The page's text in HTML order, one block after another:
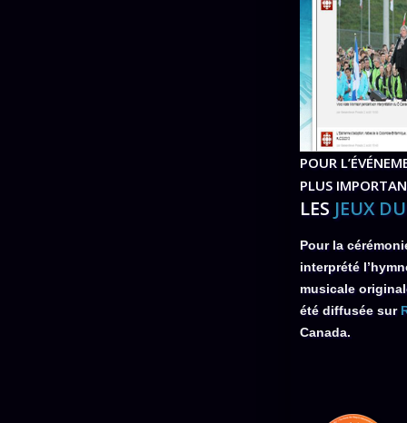
POUR
PLUS
LES JEUX
Pour la
interprété
musicale
été diffusée sur
Canada.